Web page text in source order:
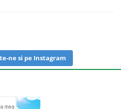
ne si pe Instagram